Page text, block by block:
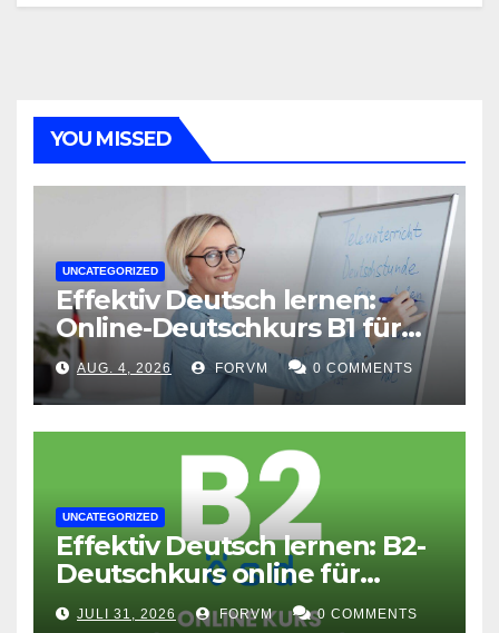
YOU MISSED
UNCATEGORIZED
Effektiv Deutsch lernen:
Online-Deutschkurs B1 für
flexible Lernerfolge
AUG. 4, 2026 FORVM 0 COMMENTS
UNCATEGORIZED
Effektiv Deutsch lernen: B2-
Deutschkurs online für
Fortgeschrittene
JULI 31, 2026 FORVM 0 COMMENTS